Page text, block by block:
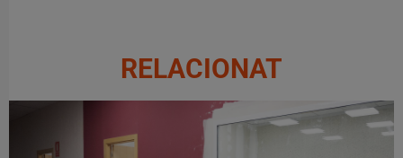
RELACIONAT